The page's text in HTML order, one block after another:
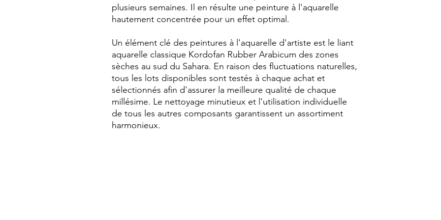
plusieurs semaines. Il en résulte une peinture à l'aquarelle
hautement concentrée pour un effet optimal.
Un élément clé des peintures à l'aquarelle d'artiste est le liant
aquarelle classique Kordofan Rubber Arabicum des zones
sèches au sud du Sahara. En raison des fluctuations naturelles,
tous les lots disponibles sont testés à chaque achat et
sélectionnés afin d'assurer la meilleure qualité de chaque
millésime. Le nettoyage minutieux et l'utilisation individuelle
de tous les autres composants garantissent un assortiment
harmonieux.